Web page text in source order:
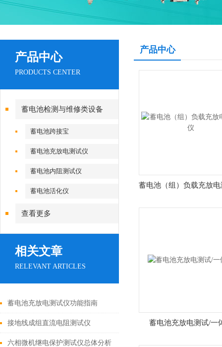
产品中心
PRODUCTS CENTER
蓄电池检测与维修类设备
蓄电池跨接宝
蓄电池充放电测试仪
蓄电池内阻测试仪
蓄电池活化仪
查看更多
相关文章
RELEVANT ARTICLES
蓄电池充放电测试仪功能指南
接地线成组直流电阻测试仪
（50A）进行可用性科学评价
六相微机继电保护测试仪总体分析
产品中心
蓄电池（组）负载充放
蓄电池充放电测试/一